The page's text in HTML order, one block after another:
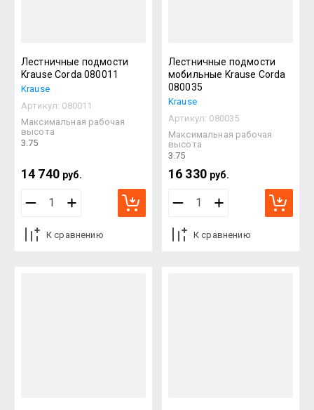
Лестничные подмости
Krause Corda 080011
Krause
Артикул: 080011
Максимальная рабочая
высота
3.75
14 740 руб.
К сравнению
Лестничные подмости
мобильные Krause Corda
080035
Krause
Артикул: 080035
Максимальная рабочая
высота
3.75
16 330 руб.
К сравнению